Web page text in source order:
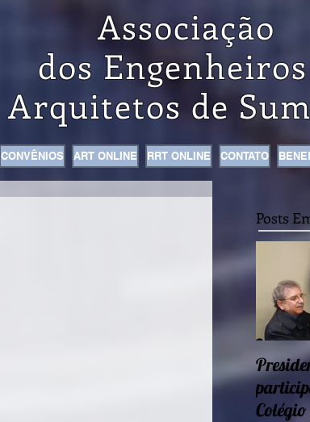
Associação
dos
Arquitetos de
CONVÊNIOS ART ONLINE RRT ONLINE CONTATO
Posts